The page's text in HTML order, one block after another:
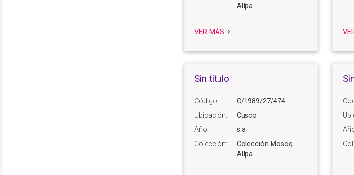
AlIpa
VER MÁS
Sin título
Código:
C/1989/27/474
Ubicación:
Cusco
Año:
s.a.
Colección:
Colección Mosoq
AlIpa